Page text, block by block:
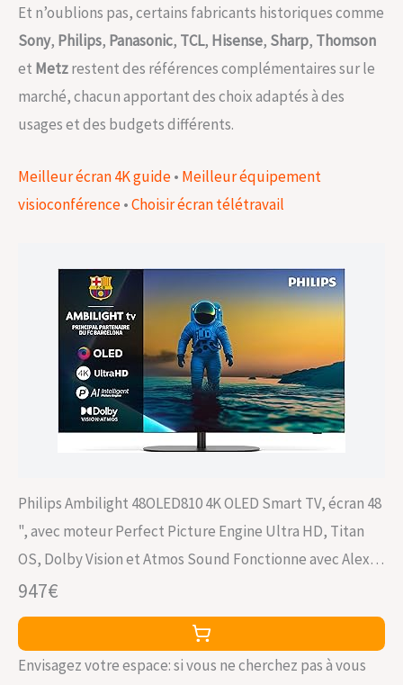
Et n’oublions pas, certains fabricants historiques comme
Sony, Philips, Panasonic, TCL, Hisense, Sharp, Thomson
et Metzrestent des références complémentaires sur le
marché, chacun apportant des choix adaptés à des
usages et des budgets différents.
Meilleur écran 4K guide• Meilleur équipement
visioconférence•Choisir écran télétravail
Philips Ambilight 48OLED810 4K OLED Smart TV, écran 48
", avec moteur Perfect Picture Engine Ultra HD, Titan
OS, Dolby Vision et Atmos Sound Fonctionne avec Alexa
et Google Assistant vocal
947€
Envisagez votre espace: si vous ne cherchez pas à vous